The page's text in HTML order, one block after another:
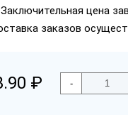
цена
заказов
₽ -